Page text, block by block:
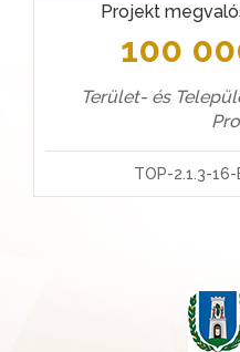
Projekt
100
Terület- és
TOP-2.1.3-